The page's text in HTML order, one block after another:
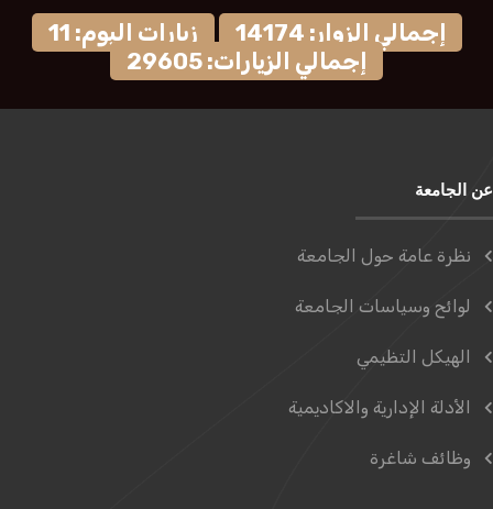
إجمالي الزوار: 14174
زيارات اليوم: 11
إجمالي الزيارات: 29605
عن الجامعة
نظرة عامة حول الجامعة
لوائح وسياسات الجامعة
الهيكل التظيمي
الأدلة الإدارية والاكاديمية
وظائف شاغرة